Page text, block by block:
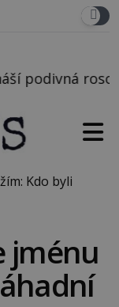
látka
Kdo byli
jménu